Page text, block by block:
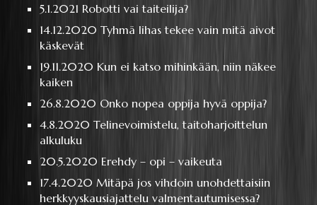
5.1.2021 Robotti vai taiteilija?
14.12.2020Tyhmä lihas tekee vain mitä aivot
käskevät
19.11.2020 Kun ei katso mihinkään, niin näkee
kaiken
26.8.2020 Onko nopea oppija hyvä oppija?
4.8.2020Telinevoimistelu, taitoharjoittelun
alkuluku
20.5.2020 Erehdy – opi – vaikeuta
17.4.2020 Mitäpä jos vihdoin unohdettaisiin
herkkyyskausiajattelu valmentautumisessa?